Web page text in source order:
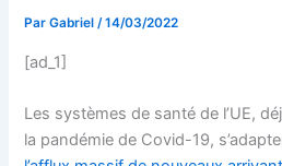
ParGabriel/14/03/2022
[ad_1]
Les systèmes de santé de l’UE,
la pandémie de Covid-19,